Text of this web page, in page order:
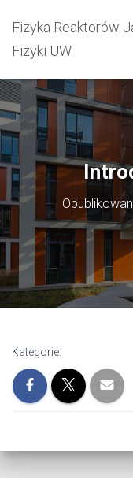
Fizyka Reaktorów
Fizyki UW
Kategorie: